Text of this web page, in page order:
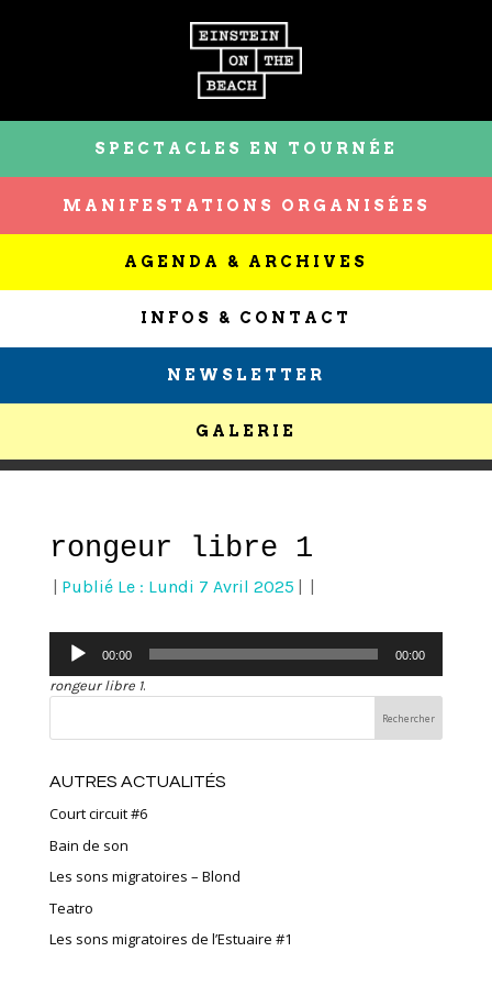
SPECTACLES EN TOURNÉE
MANIFESTATIONS ORGANISÉES
AGENDA & ARCHIVES
INFOS & CONTACT
NEWSLETTER
GALERIE
rongeur libre 1
Publié Le : Lundi 7 Avril 2025
Lecteur
audio
00:00 00:00
rongeur libre 1.
AUTRES ACTUALITÉS
Court circuit #6
Bain de son
Les sons migratoires – Blond
Teatro
Les sons migratoires de l’Estuaire #1